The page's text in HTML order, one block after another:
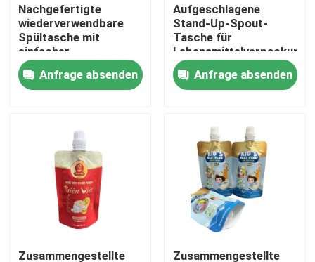
Qualitätskontrolle
Treten Sie mit uns in Verbindung
Verpacken- der Lebensmittelbeutel
Ausgussverpackungsbeutel
Nachgefertigte
wiederverwendbare
Spültasche mit
einfacher
Schalendichtung und
Babykappe
Anfrage absenden
Aufgeschlagene
Stand-Up-Spout-
Tasche für
von 10 g bis 1 kg
Anfrage absenden
Zusammengestellte Zusammengestellte